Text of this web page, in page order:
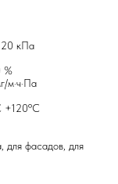
кПа
%
м·ч·Па
+120ºC
для фасадов, для